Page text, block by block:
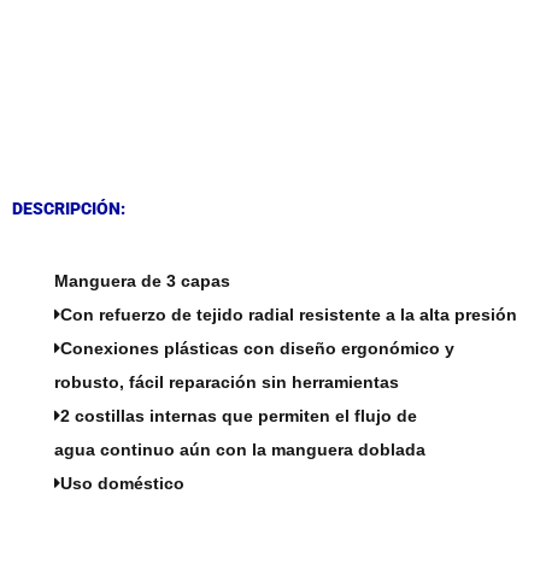
DESCRIPCIÓN:
Manguera de 3 capas
Con refuerzo de tejido radial resistente a la alta presión
Conexiones plásticas con diseño ergonómico y
robusto, fácil reparación sin herramientas
2 costillas internas que permiten el flujo de
agua continuo aún con la manguera doblada
Uso doméstico